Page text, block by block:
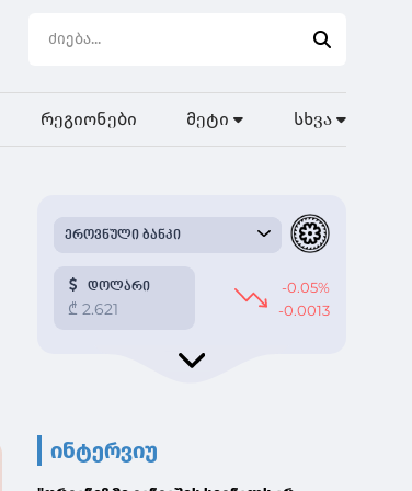
რეგიონები მეტი სხვა
ინტერვიუ